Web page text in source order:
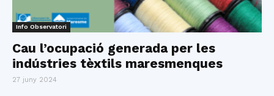
Info Observatori
Cau l’ocupació generada per les
indústries tèxtils maresmenques
27 juny 2024